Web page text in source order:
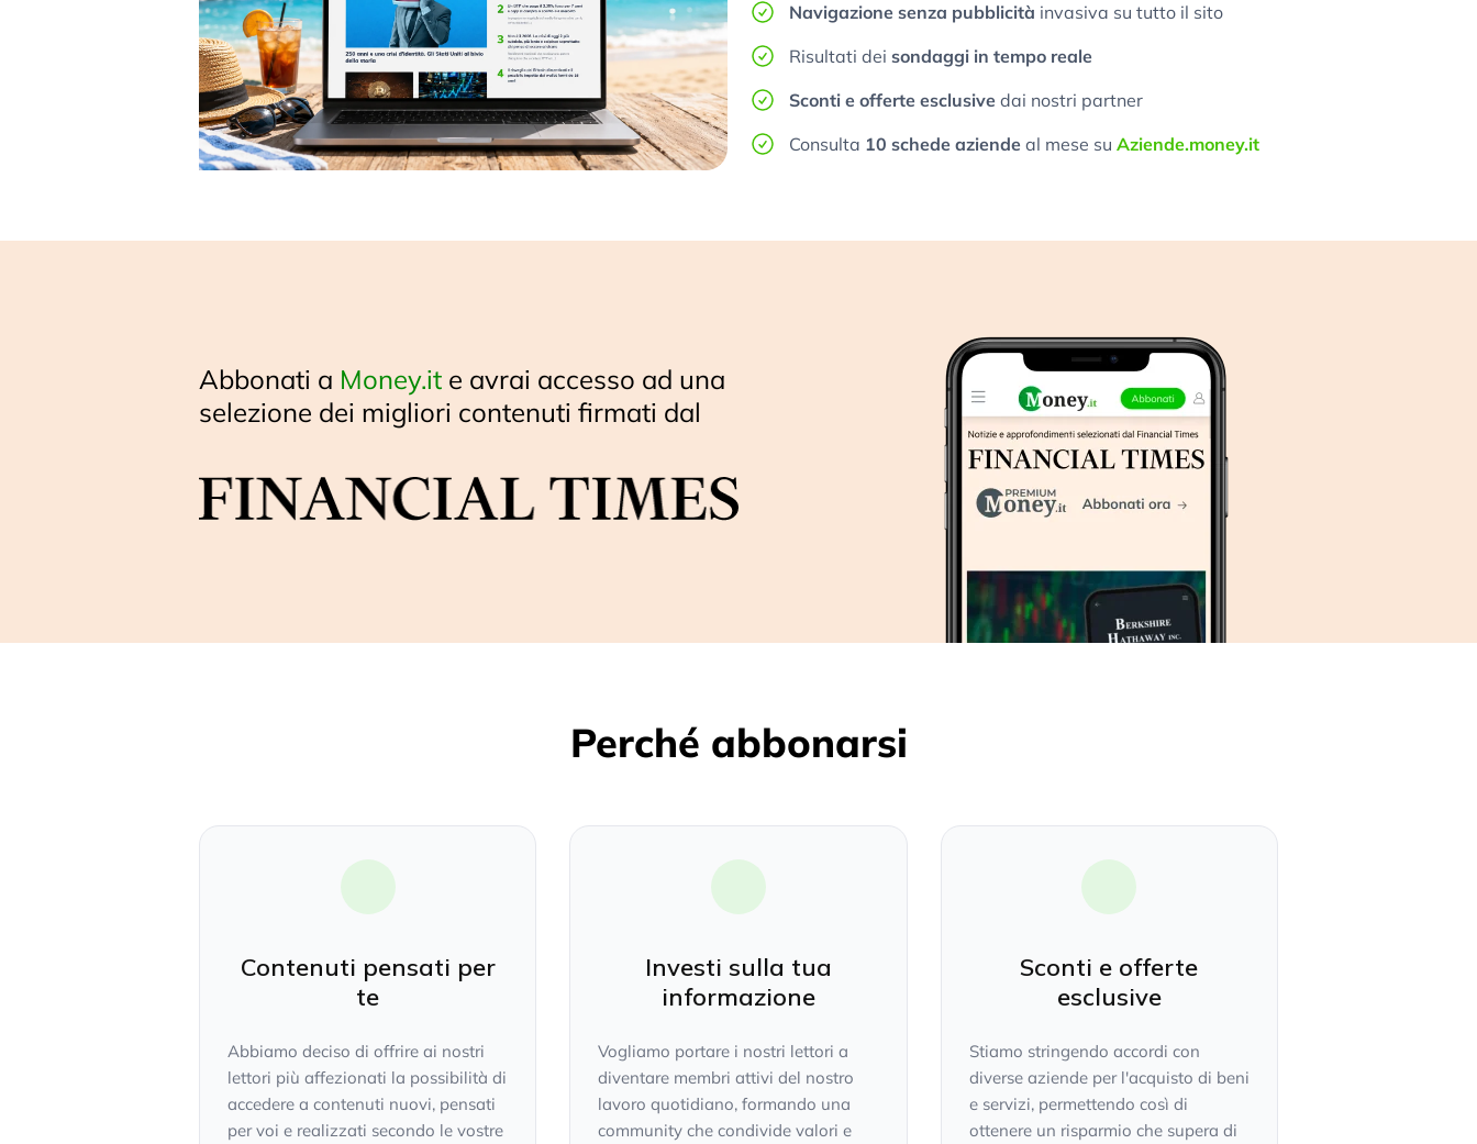
Navigazione senza pubblicità invasiva su tutto il sito
Risultati dei sondaggi in tempo reale
Sconti e offerte esclusive dai nostri partner
Consulta 10 schede aziende al mese su Aziende.money.it
Abbonati a Money.it e avrai accesso ad una
selezione dei migliori contenuti firmati dal
Perché abbonarsi
Contenuti pensati per
te
Abbiamo deciso di offrire ai nostri
lettori più affezionati la possibilità di
accedere a contenuti nuovi, pensati
per voi e realizzati secondo le vostre
Investi sulla tua
informazione
Vogliamo portare i nostri lettori a
diventare membri attivi del nostro
lavoro quotidiano, formando una
community che condivide valori e
Sconti e offerte
esclusive
Stiamo stringendo accordi con
diverse aziende per l'acquisto di beni
e servizi, permettendo così di
ottenere un risparmio che supera di